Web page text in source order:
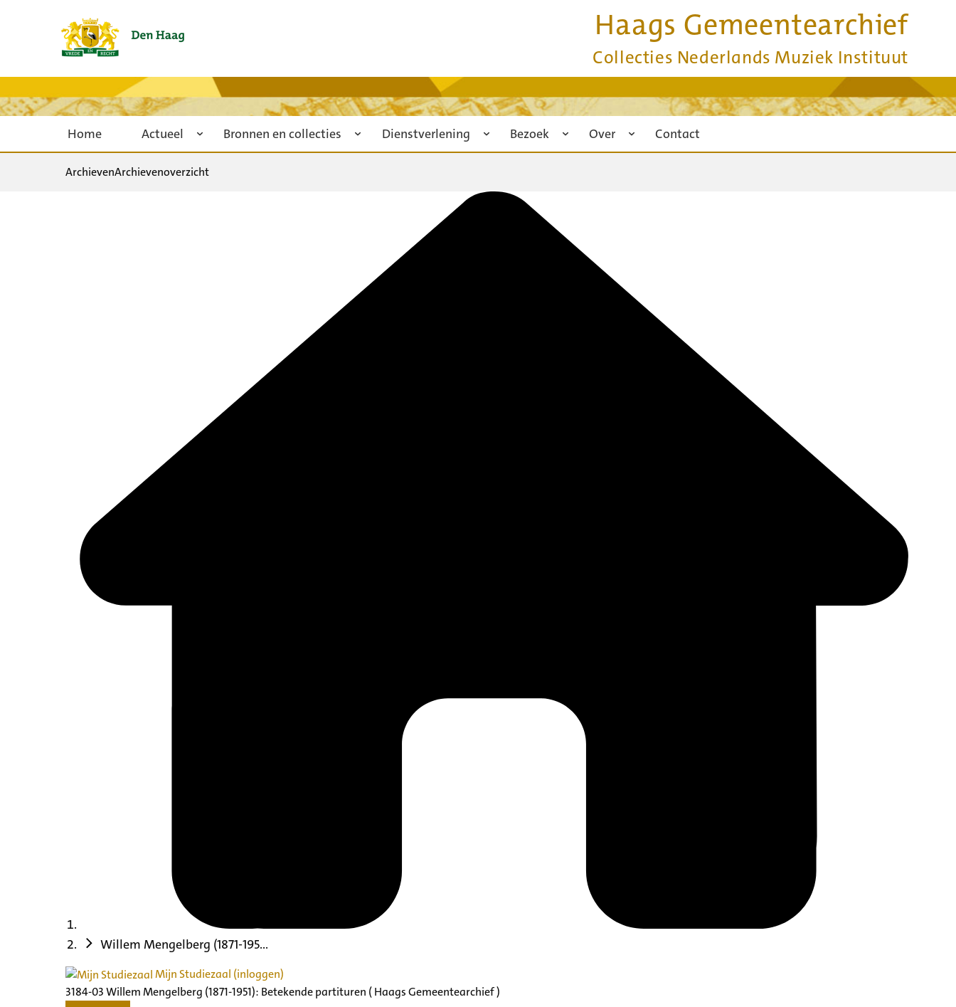
Haags Gemeentearchief
Collecties Nederlands Muziek Instituut
Home Actueel Bronnen en collecties Dienstverlening Bezoek Over Contact
ArchievenArchievenoverzicht
Willem Mengelberg (1871-195...
Mijn Studiezaal (inloggen)
3184-03 Willem Mengelberg (1871-1951): Betekende partituren ( Haags Gemeentearchief )